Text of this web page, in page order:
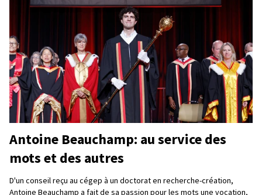
Antoine Beauchamp: au service des
mots et des autres
D'un conseil reçu au cégep à un doctorat en recherche-création,
Antoine Beauchamp a fait de sa passion pour les mots une vocation,